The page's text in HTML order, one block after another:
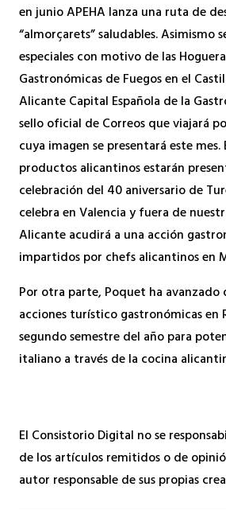
en junio APEHA lanza una ruta de
“almorçarets” saludables. Asimismo
especiales con motivo de las
Gastronómicas de Fuegos en el
Alicante Capital Española de la
sello oficial de Correos que viajará
cuya imagen se presentará este
productos alicantinos estarán
celebración del 40 aniversario de
celebra en Valencia y fuera de
Alicante acudirá a una acción
impartidos por chefs alicantinos en
Por otra parte, Poquet ha avanzado
acciones turístico gastronómicas en
segundo semestre del año para
italiano a través de la cocina
El Consistorio Digital no se
de los artículos remitidos o de
autor responsable de sus propias